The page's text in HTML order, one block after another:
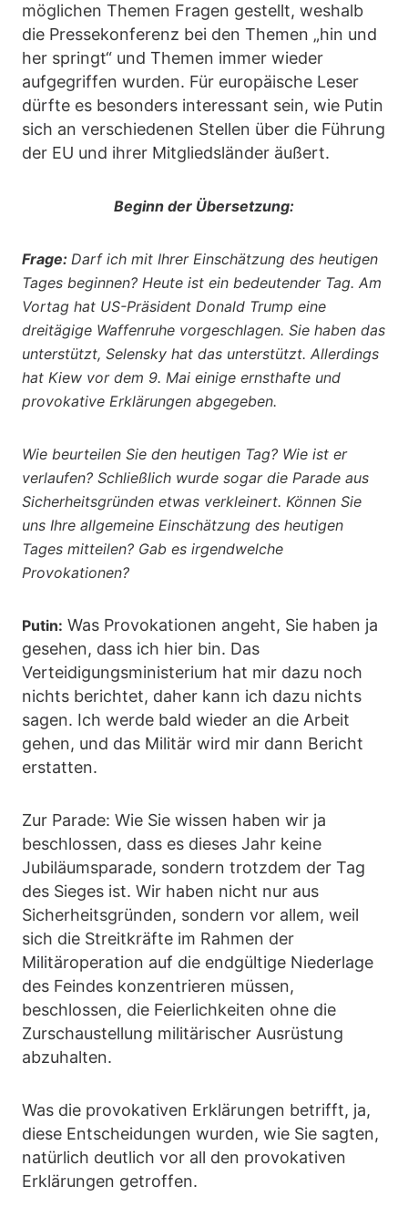
möglichen Themen Fragen gestellt, weshalb
die Pressekonferenz bei den Themen „hin und
her springt“ und Themen immer wieder
aufgegriffen wurden. Für europäische Leser
dürfte es besonders interessant sein, wie Putin
sich an verschiedenen Stellen über die Führung
der EU und ihrer Mitgliedsländer äußert.
Beginn der Übersetzung:
Frage: Darf ich mit Ihrer Einschätzung des heutigen
Tages beginnen? Heute ist ein bedeutender Tag. Am
Vortag hat US-Präsident Donald Trump eine
dreitägige Waffenruhe vorgeschlagen. Sie haben das
unterstützt, Selensky hat das unterstützt. Allerdings
hat Kiew vor dem 9. Mai einige ernsthafte und
provokative Erklärungen abgegeben.
Wie beurteilen Sie den heutigen Tag? Wie ist er
verlaufen? Schließlich wurde sogar die Parade aus
Sicherheitsgründen etwas verkleinert. Können Sie
uns Ihre allgemeine Einschätzung des heutigen
Tages mitteilen? Gab es irgendwelche
Provokationen?
Putin: Was Provokationen angeht, Sie haben ja
gesehen, dass ich hier bin. Das
Verteidigungsministerium hat mir dazu noch
nichts berichtet, daher kann ich dazu nichts
sagen. Ich werde bald wieder an die Arbeit
gehen, und das Militär wird mir dann Bericht
erstatten.
Zur Parade: Wie Sie wissen haben wir ja
beschlossen, dass es dieses Jahr keine
Jubiläumsparade, sondern trotzdem der Tag
des Sieges ist. Wir haben nicht nur aus
Sicherheitsgründen, sondern vor allem, weil
sich die Streitkräfte im Rahmen der
Militäroperation auf die endgültige Niederlage
des Feindes konzentrieren müssen,
beschlossen, die Feierlichkeiten ohne die
Zurschaustellung militärischer Ausrüstung
abzuhalten.
Was die provokativen Erklärungen betrifft, ja,
diese Entscheidungen wurden, wie Sie sagten,
natürlich deutlich vor all den provokativen
Erklärungen getroffen.